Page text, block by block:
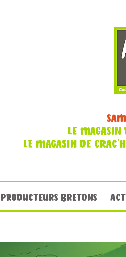
LE MAGASIN
LE MAGASIN DE
PRODUCTEURS BRETONS